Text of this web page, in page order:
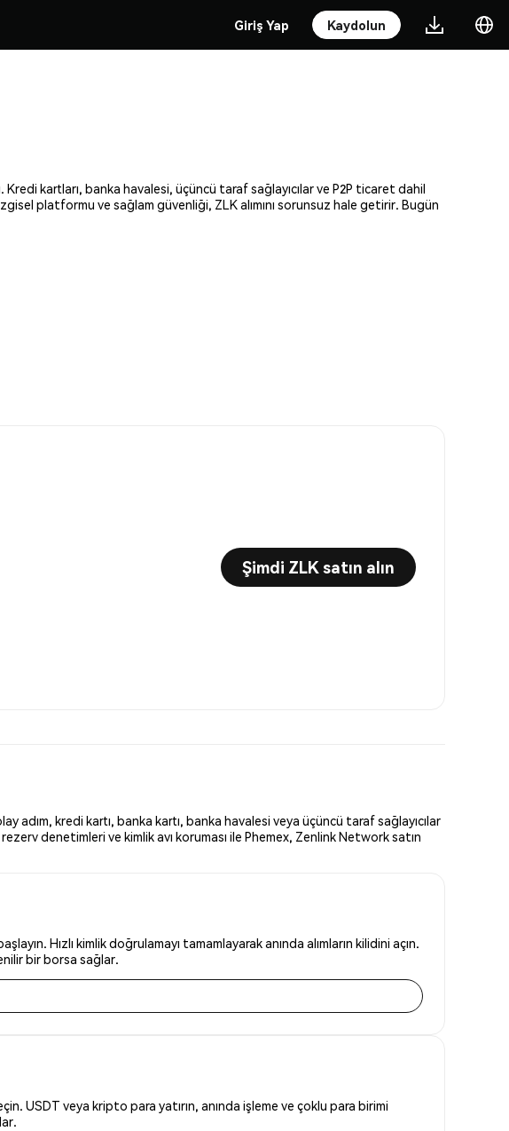
Giriş Yap Kaydolun
kartları, banka havalesi, üçüncü taraf sağlayıcılar ve P2P ticaret dahil
platformu ve sağlam güvenliği, ZLK alımını sorunsuz hale getirir. Bugün
Şimdi ZLK satın alın
adım, kredi kartı, banka kartı, banka havalesi veya üçüncü taraf sağlayıcılar
denetimleri ve kimlik avı koruması ile Phemex, Zenlink Network satın
Hızlı kimlik doğrulamayı tamamlayarak anında alımların kilidini açın.
bir borsa sağlar.
USDT veya kripto para yatırın, anında işleme ve çoklu para birimi